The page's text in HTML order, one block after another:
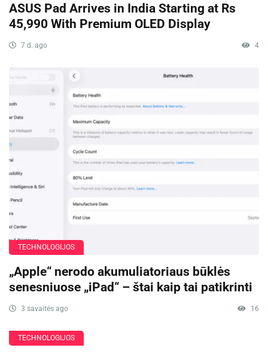
ASUS Pad Arrives in India Starting at Rs
45,990 With Premium OLED Display
7 d. ago 4
TECHNOLOGIJOS
„Apple“ nerodo akumuliatoriaus būklės
senesniuose „iPad“ – štai kaip tai patikrinti
3 savaitės ago 16
TECHNOLOGIJOS